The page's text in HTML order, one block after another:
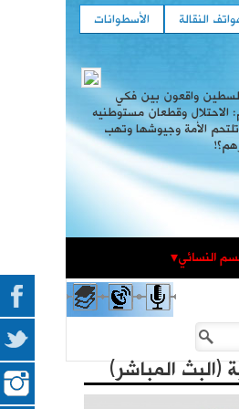
الأسطوانات النقالة
واقعون بين فكي
الاحتلال وقطعان مستوطنيه
الأمة وجيوشها وتهب
النسائي
(البث المباشر)
في الذكرى المئوية لهدم